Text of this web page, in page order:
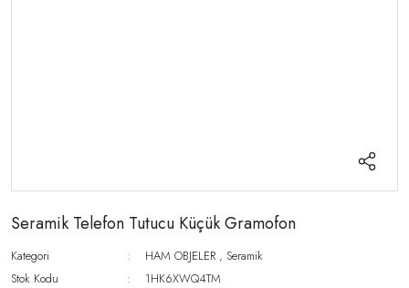
Seramik Telefon Tutucu Küçük Gramofon
Kategori HAM OBJELER ,Seramik
Stok Kodu
1HK6XWQ4TM